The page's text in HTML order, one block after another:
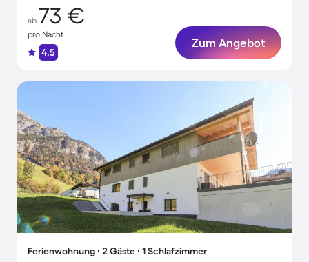
ab 73 €
pro Nacht
4.5
Zum Angebot
Ferienwohnung ∙ 2 Gäste ∙ 1 Schlafzimmer